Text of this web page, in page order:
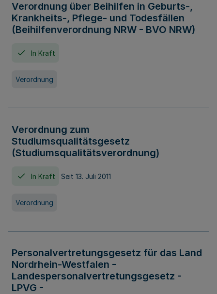
Verordnung über Beihilfen in Geburts-,
Krankheits-, Pflege- und Todesfällen
(Beihilfenverordnung NRW - BVO NRW)
In Kraft
Verordnung
Verordnung zum
Studiumsqualitätsgesetz
(Studiumsqualitätsverordnung)
In Kraft Seit 13. Juli 2011
Verordnung
Personalvertretungsgesetz für das Land
Nordrhein-Westfalen -
Landespersonalvertretungsgesetz -
LPVG -